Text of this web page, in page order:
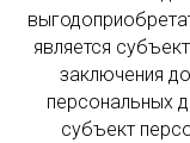
является
заключения
персональных
субъект